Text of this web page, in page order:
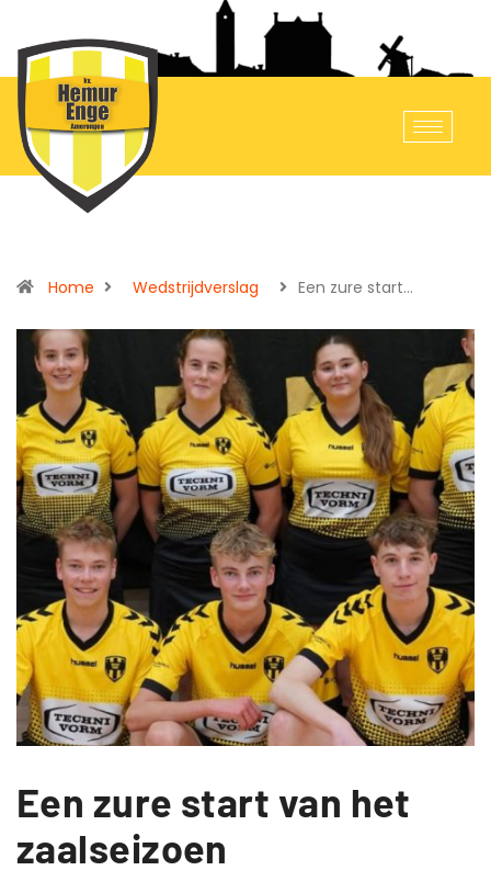
Home Wedstrijdverslag Een zure start…
Een zure start van het
zaalseizoen